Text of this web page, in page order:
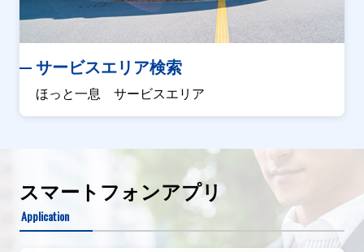
サービスエリア検索
ほっと一息 サービスエリア
スマートフォンアプリ
Application